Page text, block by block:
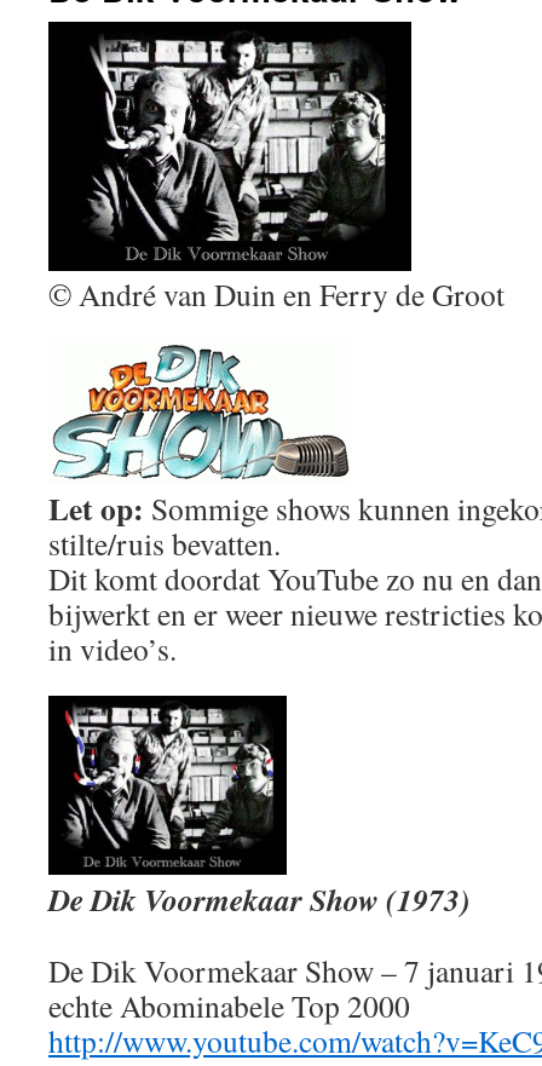
© André van Duin en Ferry de Groot
Let op: Sommige shows kunnen
stilte/ruis bevatten.
Dit komt doordat YouTube zo nu en
bijwerkt en er weer nieuwe restricties
in video’s.
De Dik Voormekaar Show (1973)
De Dik Voormekaar Show – 7 januari
echte Abominabele Top 2000
http://www.youtube.com/